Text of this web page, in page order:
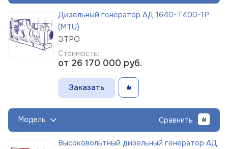
Дизельный генератор АД 1640-Т400-1Р
(MTU)
ЭТРО
Стоимость:
от 26 170 000 руб.
Заказать
Модель Сравнить
Высоковольтный дизельный генератор АД